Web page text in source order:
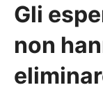
Gli
non